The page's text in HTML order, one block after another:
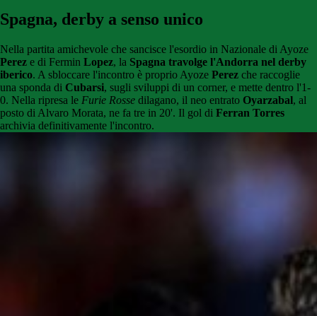
Spagna, derby a senso unico
Nella partita amichevole che sancisce l'esordio in Nazionale di Ayoze
Perez e di Fermin Lopez, la Spagna travolge l'Andorra nel derby
iberico. A sbloccare l'incontro è proprio Ayoze Perez che raccoglie
una sponda di Cubarsi, sugli sviluppi di un corner, e mette dentro l'1-
0. Nella ripresa le Furie Rosse dilagano, il neo entrato Oyarzabal, al
posto di Alvaro Morata, ne fa tre in 20'. Il gol di Ferran Torres
archivia definitivamente l'incontro.